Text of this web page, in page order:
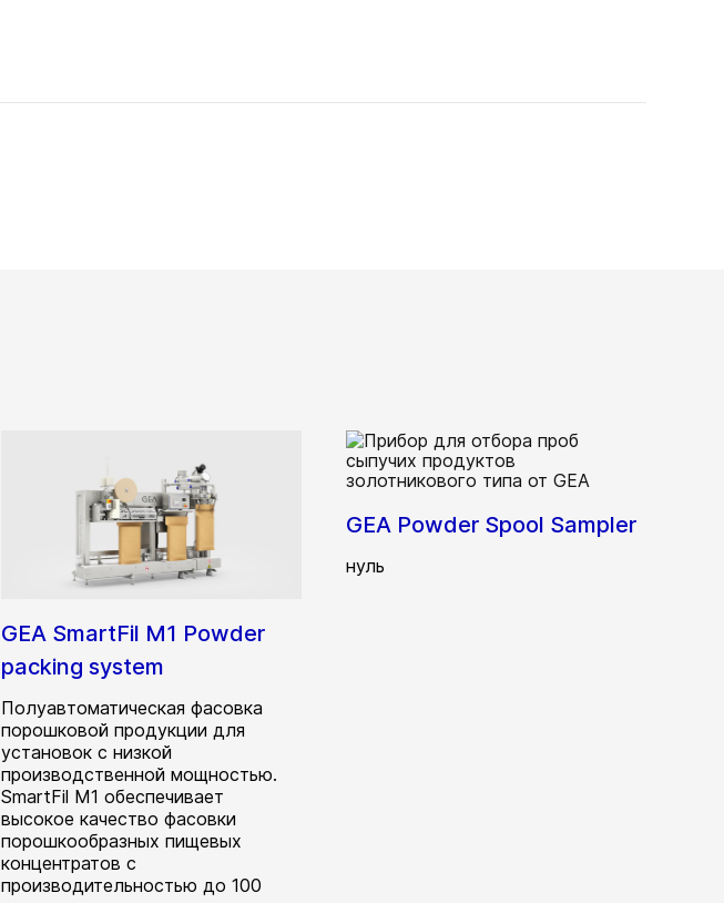
GEA SmartFil M1 Powder
packing system
Полуавтоматическая фасовка
порошковой продукции для
установок с низкой
производственной мощностью.
SmartFil M1 обеспечивает
высокое качество фасовки
порошкообразных пищевых
концентратов с
производительностью до 100
GEA Powder Spool Sampler
нуль